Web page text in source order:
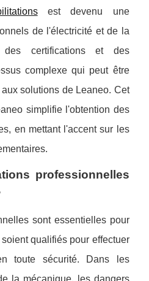
est devenu une
de l'électricité et de la
des certifications et des
complexe qui peut être
solutions de Leaneo. Cet
simplifie l'obtention des
en mettant l'accent sur les
professionnelles
sont essentielles pour
qualifiés pour effectuer
toute sécurité. Dans les